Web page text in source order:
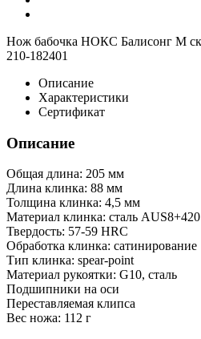
Нож бабочка НОКС Балисонг М
210-182401
Описание
Характеристики
Сертификат
Описание
Общая длина: 205 мм
Длина клинка: 88 мм
Толщина клинка: 4,5 мм
Материал клинка: сталь AUS8+420
Твердость: 57-59 HRC
Обработка клинка: сатинирование
Тип клинка: spear-point
Материал рукоятки: G10, сталь
Подшипники на оси
Переставляемая клипса
Вес ножа: 112 г